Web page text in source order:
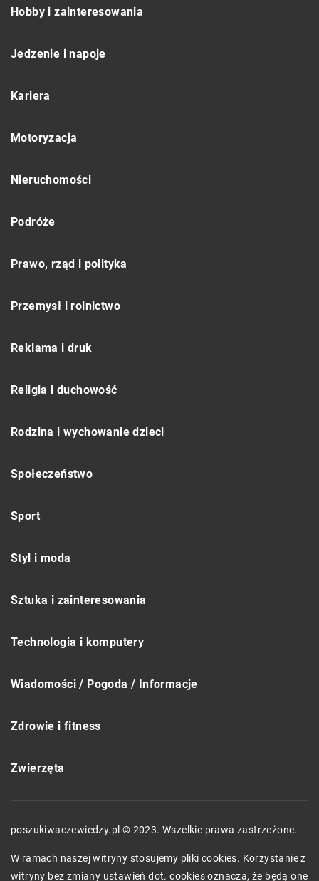
Hobby i zainteresowania
Jedzenie i napoje
Kariera
Motoryzacja
Nieruchomości
Podróże
Prawo, rząd i polityka
Przemysł i rolnictwo
Reklama i druk
Religia i duchowość
Rodzina i wychowanie dzieci
Społeczeństwo
Sport
Styl i moda
Sztuka i zainteresowania
Technologia i komputery
Wiadomości / Pogoda / Informacje
Zdrowie i fitness
Zwierzęta
poszukiwaczewiedzy.pl © 2023. Wszelkie prawa zastrzeżone.
W ramach naszej witryny stosujemy pliki cookies. Korzystanie z
witryny bez zmiany ustawień dot. cookies oznacza, że będą one